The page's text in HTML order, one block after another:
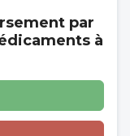
par
à